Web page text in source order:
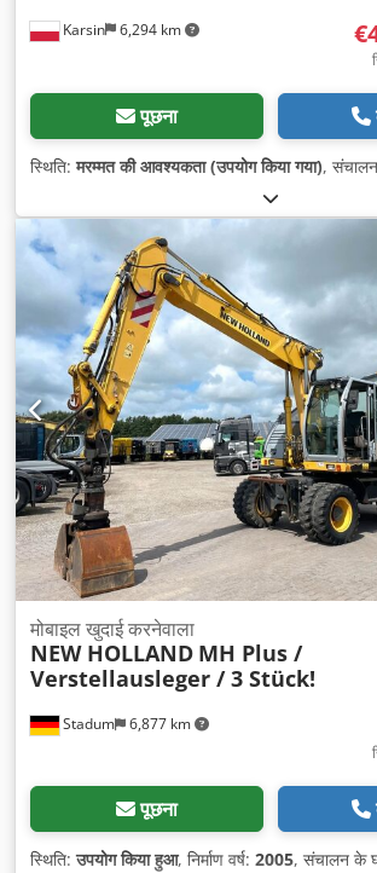
Karsin 6,294 km
पूछना
स्थिति:मरम्मत की आवश्यकता (उपयोग किया गया),
Stadum 6,877 km
मोबाइल खुदाई करनेवाला
NEW HOLLAND MH Plus /
Verstellausleger / 3 Stück!
पूछना
स्थिति:उपयोग किया हुआ, निर्माण वर्ष: 2005, संचालन के